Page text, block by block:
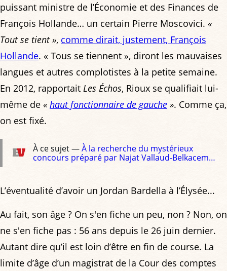
puissant ministre de l’Économie et des Finances de
François Hollande… un certain Pierre Moscovici. «
Tout se tient », comme dirait, justement, François
Hollande. « Tous se tiennent », diront les mauvaises
langues et autres complotistes à la petite semaine.
En 2012, rapportait Les Échos, Rioux se qualifiait lui-
même de « haut fonctionnaire de gauche ». Comme ça,
on est fixé.
À ce sujet —À la recherche du mystérieux
concours préparé par Najat Vallaud-Belkacem…
L’éventualité d’avoir un Jordan Bardella à l’Élysée...
Au fait, son âge ? On s'en fiche un peu, non ? Non, on
ne s'en fiche pas : 56 ans depuis le 26 juin dernier.
Autant dire qu’il est loin d’être en fin de course. La
limite d’âge d’un magistrat de la Cour des comptes